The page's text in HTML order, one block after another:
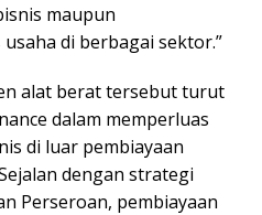
maupun
di berbagai sektor.”
alat berat tersebut turut
dalam memperluas
di luar pembiayaan
dengan strategi
Perseroan, pembiayaan